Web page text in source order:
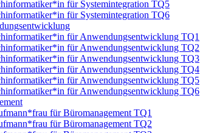
für Systemintegration TQ5
für Systemintegration TQ6
für Anwendungsentwicklung TQ1
für Anwendungsentwicklung TQ2
für Anwendungsentwicklung TQ3
für Anwendungsentwicklung TQ4
für Anwendungsentwicklung TQ5
für Anwendungsentwicklung TQ6
für Büromanagement TQ1
für Büromanagement TQ2